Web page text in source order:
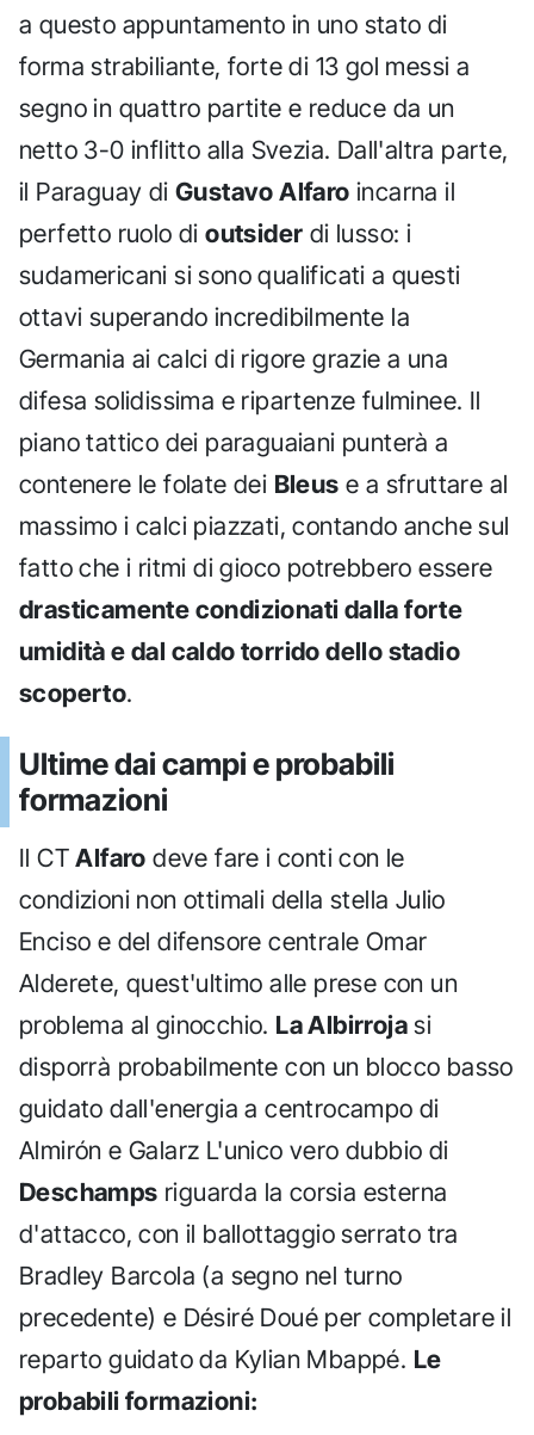
a questo appuntamento in uno stato di
forma strabiliante, forte di 13 gol messi a
segno in quattro partite e reduce da un
netto 3-0 inflitto alla Svezia. Dall'altra parte,
il Paraguay diGustavo Alfaro incarna il
perfetto ruolo dioutsider di lusso: i
sudamericani si sono qualificati a questi
ottavi superando incredibilmente la
Germania ai calci di rigore grazie a una
difesa solidissima e ripartenze fulminee. Il
piano tattico dei paraguaiani punterà a
contenere le folate dei Bleus e a sfruttare al
massimo i calci piazzati, contando anche sul
fatto che i ritmi di gioco potrebbero essere
drasticamente condizionati dalla forte
umidità e dal caldo torrido dello stadio
scoperto.
Ultime dai campi e probabili
formazioni
Il CTAlfaro deve fare i conti con le
condizioni non ottimali della stella Julio
Enciso e del difensore centrale Omar
Alderete, quest'ultimo alle prese con un
problema al ginocchio. La Albirroja si
disporrà probabilmente con un blocco basso
guidato dall'energia a centrocampo di
Almirón e Galarz L'unico vero dubbio di
Deschamps riguarda la corsia esterna
d'attacco, con il ballottaggio serrato tra
Bradley Barcola (a segno nel turno
precedente) e Désiré Doué per completare il
reparto guidato da Kylian Mbappé. Le
probabili formazioni: